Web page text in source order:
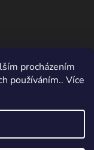
procházením
používáním.. Více